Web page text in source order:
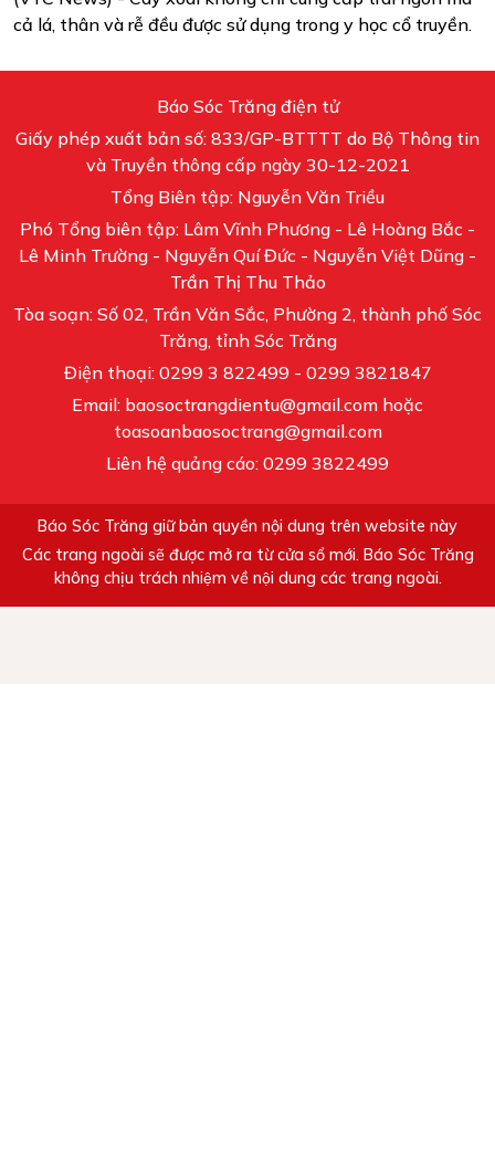
cả lá, thân và rễ đều được sử dụng trong y học cổ truyền.
Báo Sóc Trăng điện tử
Giấy phép xuất bản số: 833/GP-BTTTT do Bộ Thông tin
và Truyền thông cấp ngày 30-12-2021
Tổng Biên tập: Nguyễn Văn Triều
Phó Tổng biên tập: Lâm Vĩnh Phương - Lê Hoàng Bắc -
Lê Minh Trường - Nguyễn Quí Đức - Nguyễn Việt Dũng -
Trần Thị Thu Thảo
Tòa soạn: Số 02, Trần Văn Sắc, Phường 2, thành phố Sóc
Trăng, tỉnh Sóc Trăng
Điện thoại: 0299 3 822499 - 0299 3821847
Email: baosoctrangdientu@gmail.com hoặc
toasoanbaosoctrang@gmail.com
Liên hệ quảng cáo: 0299 3822499
Báo Sóc Trăng giữ bản quyền nội dung trên website này
Các trang ngoài sẽ được mở ra từ cửa sổ mới. Báo Sóc Trăng
không chịu trách nhiệm về nội dung các trang ngoài.